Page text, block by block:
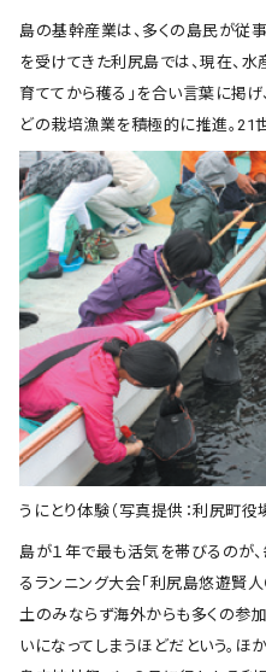
島の基幹産業は、多くの島民が従
を受けてきた利尻島では、現在、水
育ててから穫る」を合い言葉に掲げ
どの栽培漁業を積極的に推進。21
うにとり体験（写真提供：利尻町役
島が１年で最も活気を帯びるのが
るランニング大会「利尻島悠遊賢人
土のみならず海外からも多くの参
いになってしまうほどだという。ほ